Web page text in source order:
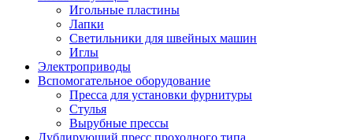
Игольные пластины
Лапки
Светильники для швейных машин
Иглы
Электроприводы
Вспомогательное оборудование
Пресса для установки фурнитуры
Стулья
Вырубные прессы